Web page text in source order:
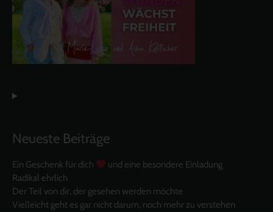
Neueste Beiträge
Ein Geschenk für dich
und eine besondere Einladung
Radikal ehrlich
Der Teil von dir, der gesehen werden möchte
Vielleicht geht es gar nicht darum, noch mehr zu verstehen